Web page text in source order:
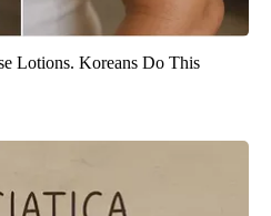
Lotions. Koreans Do This